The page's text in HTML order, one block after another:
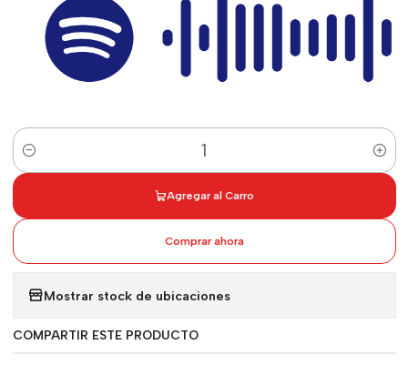
Cantidad
Agregar al Carro
Comprar ahora
Mostrar stock de ubicaciones
COMPARTIR ESTE PRODUCTO